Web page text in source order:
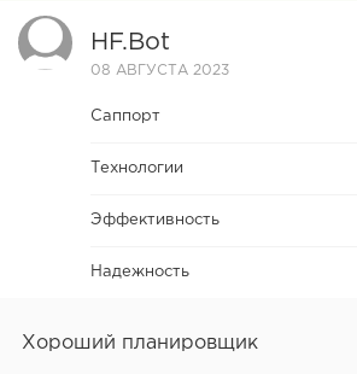
HF.bot
08 АВГУСТА 2023
Саппорт
Технологии
Эффективность
Надежность
Хороший планировщик